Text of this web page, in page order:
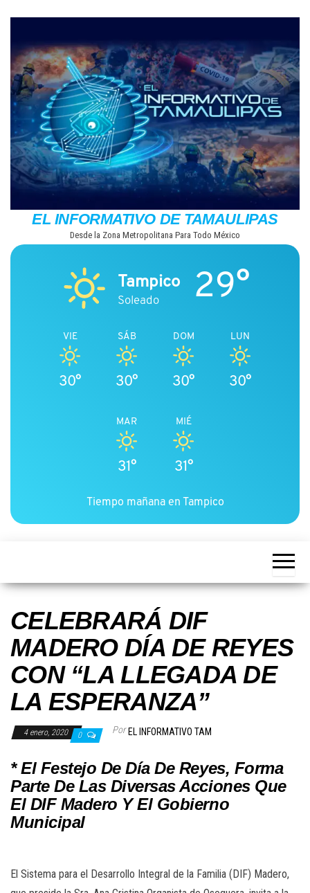
contenido
EL INFORMATIVO DE TAMAULIPAS
Desde la Zona Metropolitana Para Todo México
Tampico
Soleado 29°
VIE
30°
SÁB
30°
DOM
30°
LUN
30°
MAR
31°
MIÉ
31°
Tiempo mañana en Tampico
CELEBRARÁ DIF
MADERO DÍA DE REYES
CON “LA LLEGADA DE
LA ESPERANZA”
4 enero, 2020 0 Por EL INFORMATIVO TAM
* El Festejo De Día De Reyes, Forma
Parte De Las Diversas Acciones Que
El DIF Madero Y El Gobierno
Municipal
El Sistema para el Desarrollo Integral de la Familia (DIF) Madero,